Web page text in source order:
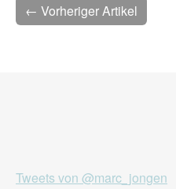
← Vorheriger Artikel
Tweets von @marc_jongen